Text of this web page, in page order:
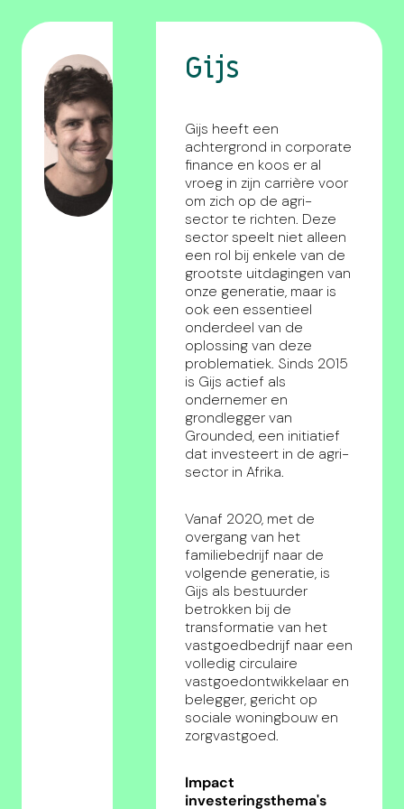
Gijs
Gijs heeft een
achtergrond in corporate
finance en koos er al
vroeg in zijn carrière voor
om zich op de agri-
sector te richten. Deze
sector speelt niet alleen
een rol bij enkele van de
grootste uitdagingen van
onze generatie, maar is
ook een essentieel
onderdeel van de
oplossing van deze
problematiek. Sinds 2015
is Gijs actief als
ondernemer en
grondlegger van
Grounded, een initiatief
dat investeert in de agri-
sector in Afrika.
Vanaf 2020, met de
overgang van het
familiebedrijf naar de
volgende generatie, is
Gijs als bestuurder
betrokken bij de
transformatie van het
vastgoedbedrijf naar een
volledig circulaire
vastgoedontwikkelaar en
belegger, gericht op
sociale woningbouw en
zorgvastgoed.
Impact
investeringsthema's